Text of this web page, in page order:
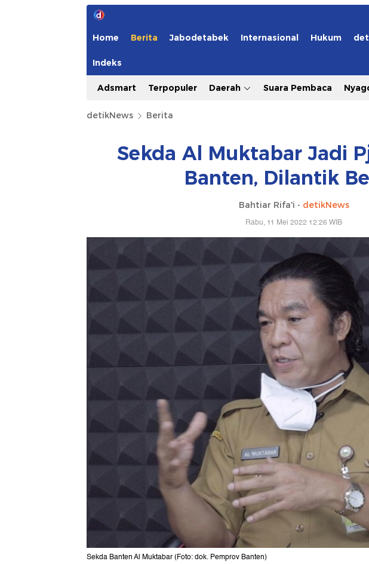
Home Berita Jabodetabek Internasional Hukum
Indeks
Adsmart Terpopuler Daerah Suara Pembaca
detikNews Berita
Sekda Al Muktabar Jadi
Banten, Dilantik
Bahtiar Rifa'i - detikNews
Rabu, 11 Mei 2022 12:26 WIB
Sekda Banten Al Muktabar (Foto: dok. Pemprov Banten)